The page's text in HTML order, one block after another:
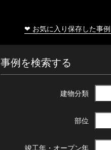
❤ お気に入り保存した事
事例を検索する
建物分類
部位
竣工年・ オープン年